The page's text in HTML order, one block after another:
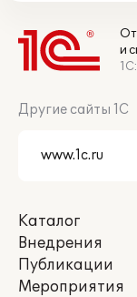
и
Другие сайты 1С
Каталог
Внедрения
Публикации
Мероприятия